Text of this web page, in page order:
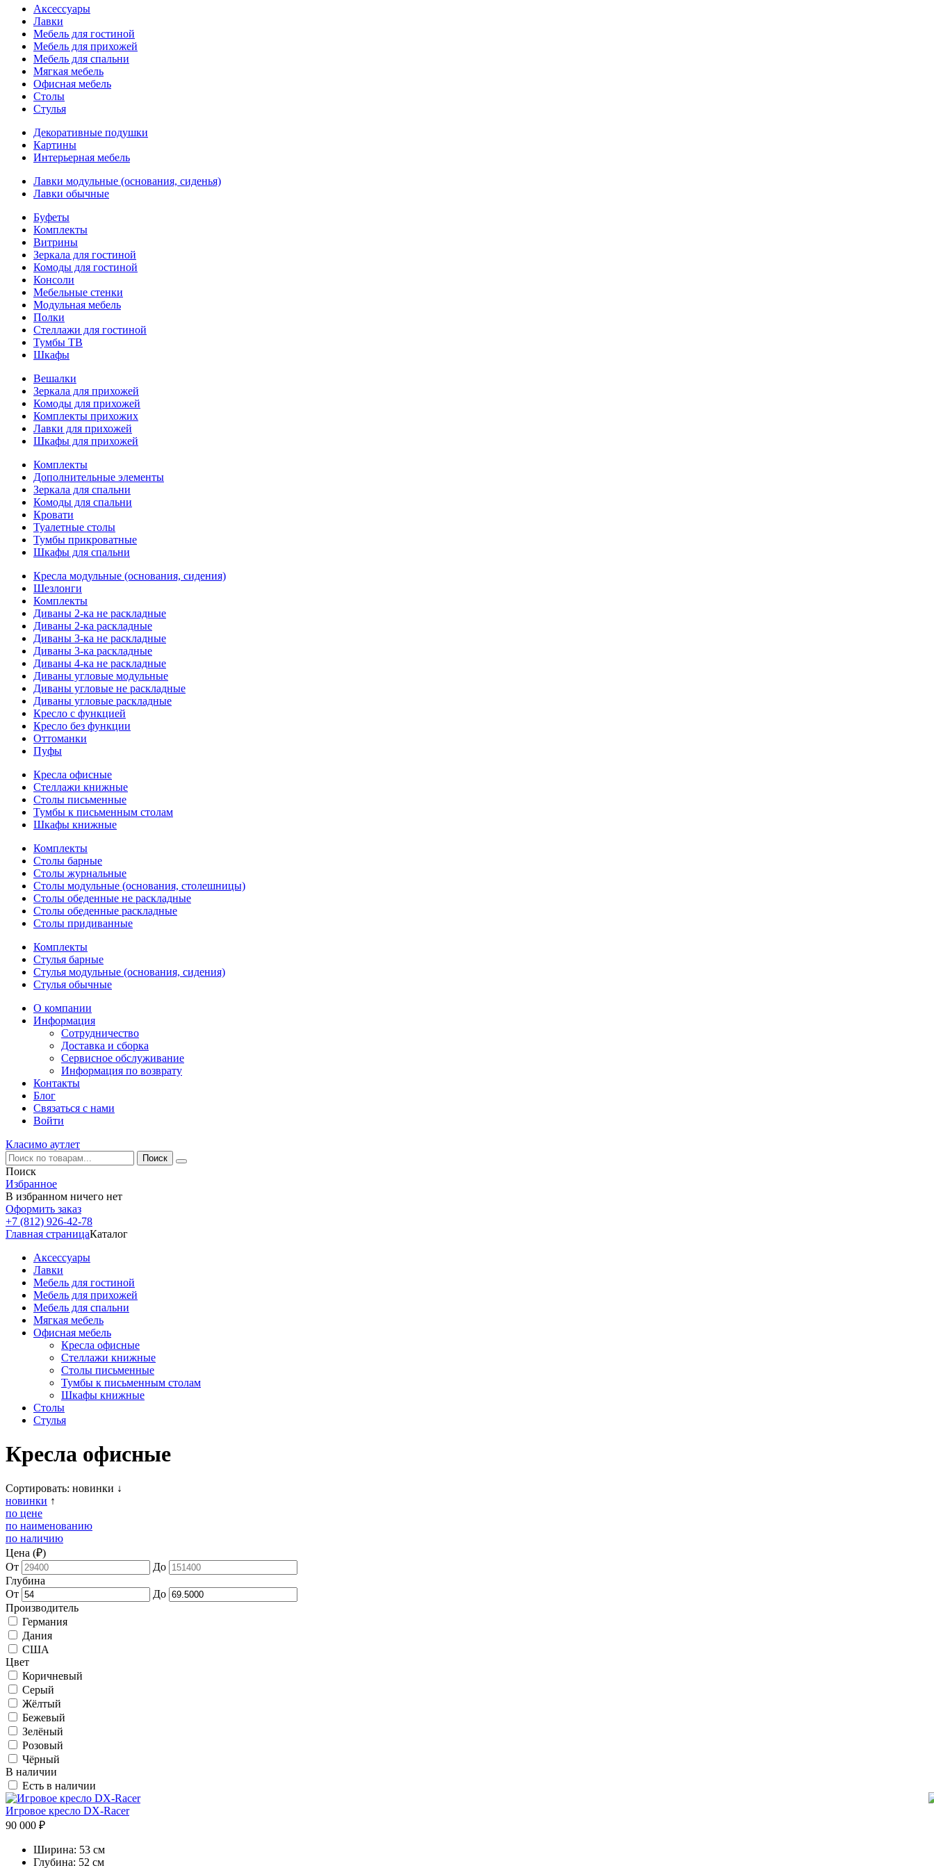
Аксессуары
Лавки
Мебель для гостиной
Мебель для прихожей
Мебель для спальни
Мягкая мебель
Офисная мебель
Столы
Стулья
Декоративные подушки
Картины
Интерьерная мебель
Лавки модульные (основания, сиденья)
Лавки обычные
Буфеты
Комплекты
Витрины
Зеркала для гостиной
Комоды для гостиной
Консоли
Мебельные стенки
Модульная мебель
Полки
Стеллажи для гостиной
Тумбы ТВ
Шкафы
Вешалки
Зеркала для прихожей
Комоды для прихожей
Комплекты прихожих
Лавки для прихожей
Шкафы для прихожей
Комплекты
Дополнительные элементы
Зеркала для спальни
Комоды для спальни
Кровати
Туалетные столы
Тумбы прикроватные
Шкафы для спальни
Кресла модульные (основания, сидения)
Шезлонги
Комплекты
Диваны 2-ка не раскладные
Диваны 2-ка раскладные
Диваны 3-ка не раскладные
Диваны 3-ка раскладные
Диваны 4-ка не раскладные
Диваны угловые модульные
Диваны угловые не раскладные
Диваны угловые раскладные
Кресло с функцией
Кресло без функции
Оттоманки
Пуфы
Кресла офисные
Стеллажи книжные
Столы письменные
Тумбы к письменным столам
Шкафы книжные
Комплекты
Столы барные
Столы журнальные
Столы модульные (основания, столешницы)
Столы обеденные не раскладные
Столы обеденные раскладные
Столы придиванные
Комплекты
Стулья барные
Стулья модульные (основания, сидения)
Стулья обычные
О компании
Информация
Сотрудничество
Доставка и сборка
Сервисное обслуживание
Информация по возврату
Контакты
Блог
Связаться с нами
Войти
Класимо аутлет
Поиск
Избранное
В избранном ничего нет
Оформить заказ
+7 (812) 926-42-78
Главная страницаКаталог
Аксессуары
Лавки
Мебель для гостиной
Мебель для прихожей
Мебель для спальни
Мягкая мебель
Офисная мебель
Кресла офисные
Стеллажи книжные
Столы письменные
Тумбы к письменным столам
Шкафы книжные
Столы
Стулья
Кресла офисные
Сортировать: новинки ↓
новинки ↑
по цене
по наименованию
по наличию
Цена (₽)
От
До
Глубина
От
До
Производитель
Германия
Дания
США
Цвет
Коричневый
Серый
Жёлтый
Бежевый
Зелёный
Розовый
Чёрный
В наличии
Есть в наличии
Игровое кресло DX-Racer
90 000 ₽
Ширина: 53 см
Глубина: 52 см